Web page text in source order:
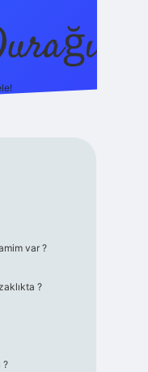
var ?
?
?